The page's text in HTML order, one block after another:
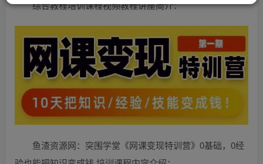
综合教程培训课程视频教程讲座简介：
鱼渣资源网：突围学堂《网课变现特训营》0基础，0经